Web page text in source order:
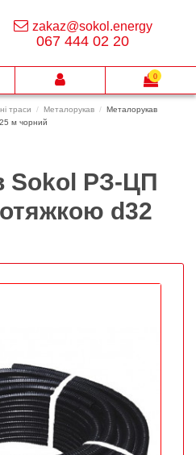
траси Металорукав
Металорукав
м чорний
Sokol РЗ-ЦП
d32
zakaz@sokol.energy
067 444 02 20
0